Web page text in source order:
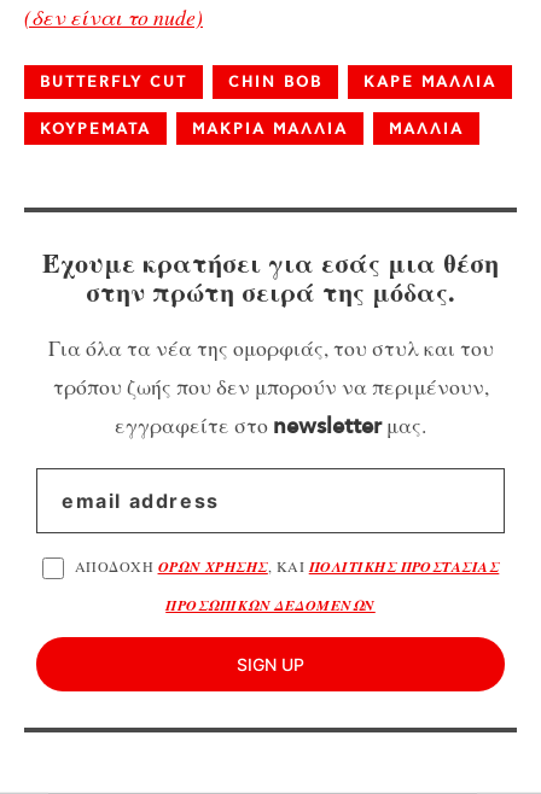
(δεν είναι το nude)
BUTTERFLY CUT CHIN BOB ΚΑΡΕ ΜΑΛΛΙΑ
ΚΟΥΡΕΜΑΤΑ ΜΑΚΡΙΑ ΜΑΛΛΙΑ ΜΑΛΛΙΑ
Έχουμε κρατήσει για εσάς μια θέση
στην πρώτη σειρά της μόδας.
Για όλα τα νέα της ομορφιάς, του στυλ και του
τρόπου ζωής που δεν μπορούν να περιμένουν,
εγγραφείτε στο newsletterμας.
ΑΠΟΔΟΧΗ ΟΡΩΝ ΧΡΗΣΗΣ, ΚΑΙ ΠΟΛΙΤΙΚΗΣ ΠΡΟΣΤΑΣΙΑΣ
ΠΡΟΣΩΠΙΚΩΝ ΔΕΔΟΜΕΝΩΝ
SIGN UP